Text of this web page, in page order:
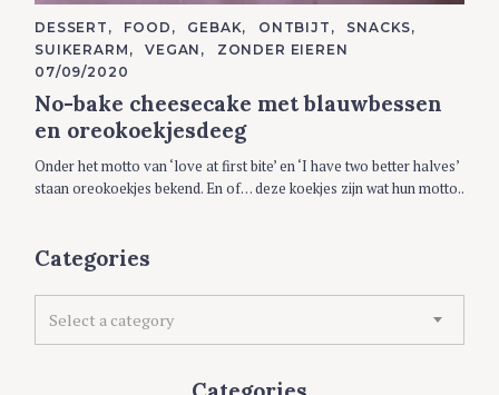
C
A
T
E
O
R
I
E
S
DESSERT FOOD GEBAK ONTBIJT
SNACKS
SUIKERARM
VEGAN
ZONDER EIEREN
07/09/2020
No-bake cheesecake met blauwbessen
en oreokoekjesdeeg
Onder het motto van ‘love at first bite’ en ‘I have two better halves’
staan oreokoekjes bekend. En of… deze koekjes zijn wat hun motto..
Categories
Select a category